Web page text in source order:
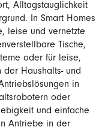
Alltagstauglichkeit
In Smart Homes
leise und vernetzte
Tische,
oder für leise,
der Haushalts- und
in
oder
und einfache
Antriebe in der